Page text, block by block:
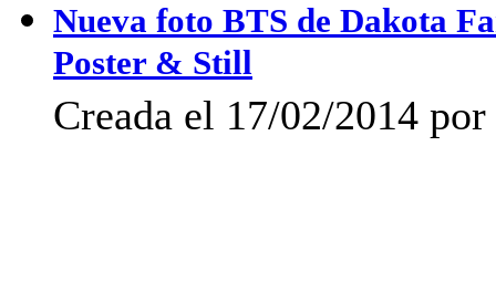
Nueva foto BTS de Dakota
Poster & Still
Creada el 17/02/2014